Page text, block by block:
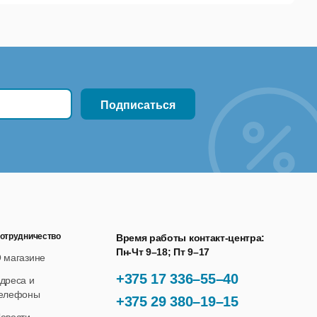
AnyDesk меньше 16 мс в локальных сетях.
для зон с плохим качеством подключения
доступа. 256-битное транзитное
Там вы можете создать собственную версию
для вашего персонализированного клиента
+375 17 336–55–40
+375 29 380–19–15
Время работы контакт-центра:
Пн-Чт 9–18; Пт 9–17
и